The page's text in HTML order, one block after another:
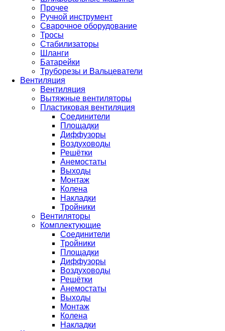
Прочее
Ручной инструмент
Сварочное оборудование
Тросы
Стабилизаторы
Шланги
Батарейки
Труборезы и Вальцеватели
Вентиляция
Вентиляция
Вытяжные вентиляторы
Пластиковая вентиляция
Соединители
Площадки
Диффузоры
Воздуховоды
Решётки
Анемостаты
Выходы
Монтаж
Колена
Накладки
Тройники
Вентиляторы
Комплектующие
Соединители
Тройники
Площадки
Диффузоры
Воздуховоды
Решётки
Анемостаты
Выходы
Монтаж
Колена
Накладки